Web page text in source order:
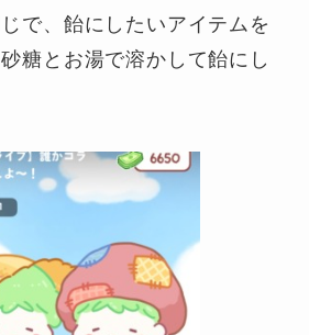
で、飴にしたいアイテムを
糖とお湯で溶かして飴にし